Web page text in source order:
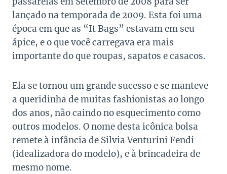
lançado na temporada de 2009. Esta foi uma
época em que as “It Bags” estavam em seu
ápice, e o que você carregava era mais
importante do que roupas, sapatos e casacos.
Ela se tornou um grande sucesso e se manteve
a queridinha de muitas fashionistas ao longo
dos anos, não caindo no esquecimento como
outros modelos. O nome desta icônica bolsa
remete à infância de Silvia Venturini Fendi
(idealizadora do modelo), e à brincadeira de
mesmo nome.